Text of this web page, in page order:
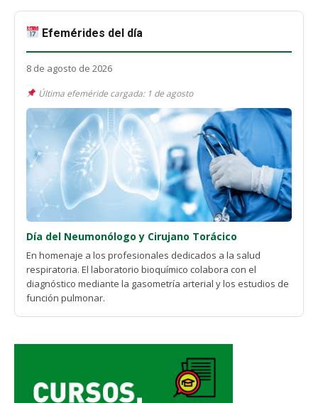
Efemérides del día
8 de agosto de 2026
Última efeméride cargada: 1 de agosto
Día del Neumonólogo y Cirujano Torácico
En homenaje a los profesionales dedicados a la salud
respiratoria. El laboratorio bioquímico colabora con el
diagnóstico mediante la gasometría arterial y los estudios de
función pulmonar.